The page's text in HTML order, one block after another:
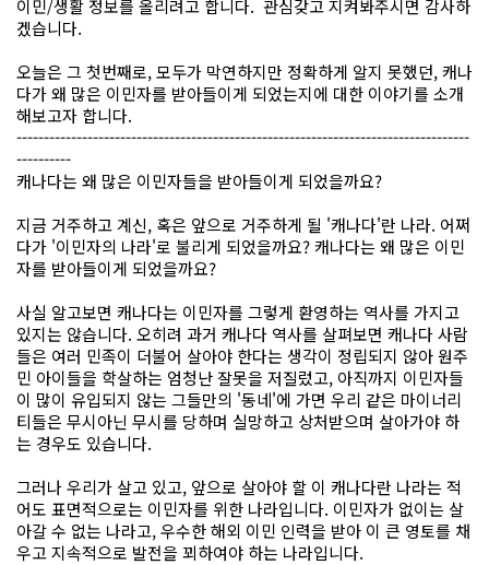
이민/생활 정보를 올리려고 합니다. 관심갖고 지켜봐주시면 감사하
겠습니다.
오늘은 그 첫번째로, 모두가 막연하지만 정확하게 알지 못했던, 캐나
다가 왜 많은 이민자를 받아들이게 되었는지에 대한 이야기를 소개
해보고자 합니다.
-----------------------------------------------------------------------------------
----------
캐나다는 왜 많은 이민자들을 받아들이게 되었을까요?
지금 거주하고 계신, 혹은 앞으로 거주하게 될 '캐나다'란 나라. 어쩌
다가 '이민자의 나라'로 불리게 되었을까요? 캐나다는 왜 많은 이민
자를 받아들이게 되었을까요?
사실 알고보면 캐나다는 이민자를 그렇게 환영하는 역사를 가지고
있지는 않습니다. 오히려 과거 캐나다 역사를 살펴보면 캐나다 사람
들은 여러 민족이 더불어 살아야 한다는 생각이 정립되지 않아 원주
민 아이들을 학살하는 엄청난 잘못을 저질렀고, 아직까지 이민자들
이 많이 유입되지 않는 그들만의 '동네'에 가면 우리 같은 마이너리
티들은 무시아닌 무시를 당하며 실망하고 상처받으며 살아가야 하
는 경우도 있습니다.
그러나 우리가 살고 있고, 앞으로 살아야 할 이 캐나다란 나라는 적
어도 표면적으로는 이민자를 위한 나라입니다. 이민자가 없이는 살
아갈 수 없는 나라고, 우수한 해외 이민 인력을 받아 이 큰 영토를 채
우고 지속적으로 발전을 꾀하여야 하는 나라입니다.